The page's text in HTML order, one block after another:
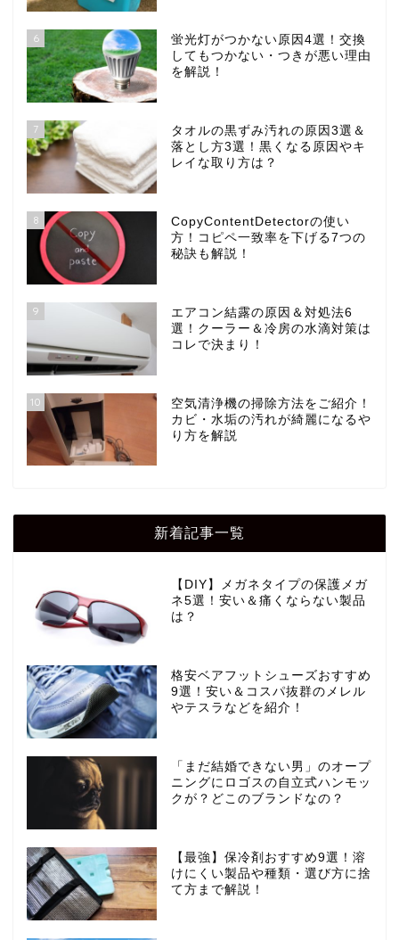
6
蛍光灯がつかない原因4選！交換
してもつかない・つきが悪い理由
を解説！
7
タオルの黒ずみ汚れの原因3選＆
落とし方3選！黒くなる原因やキ
レイな取り方は？
8
CopyContentDetectorの使い
方！コピペ一致率を下げる7つの
秘訣も解説！
9
エアコン結露の原因＆対処法6
選！クーラー＆冷房の水滴対策は
コレで決まり！
10
空気清浄機の掃除方法をご紹介！
カビ・水垢の汚れが綺麗になるや
り方を解説
新着記事一覧
【DIY】メガネタイプの保護メガ
ネ5選！安い＆痛くならない製品
は？
格安ベアフットシューズおすすめ
9選！安い＆コスパ抜群のメレル
やテスラなどを紹介！
「まだ結婚できない男」のオープ
ニングにロゴスの自立式ハンモッ
クが？どこのブランドなの？
【最強】保冷剤おすすめ9選！溶
けにくい製品や種類・選び方に捨
て方まで解説！